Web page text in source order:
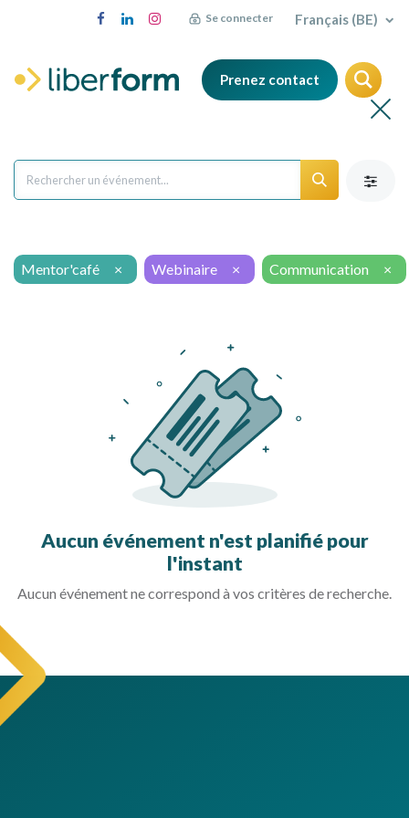
Se connecter Français (BE)
Prenez contact
Mentor'café × Webinaire × Communication ×
Aucun événement n'est planifié pour
l'instant
Aucun événement ne correspond à vos critères de recherche.